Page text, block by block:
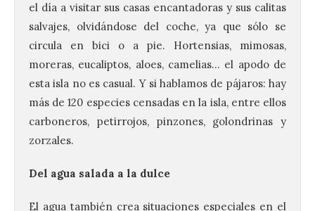
el día a visitar sus casas encantadoras y sus calitas
salvajes, olvidándose del coche, ya que sólo se
circula en bici o a pie. Hortensias, mimosas,
moreras, eucaliptos, aloes, camelias… el apodo de
esta isla no es casual. Y si hablamos de pájaros: hay
más de 120 especies censadas en la isla, entre ellos
carboneros, petirrojos, pinzones, golondrinas y
zorzales.
Del agua salada a la dulce
El agua también crea situaciones especiales en el